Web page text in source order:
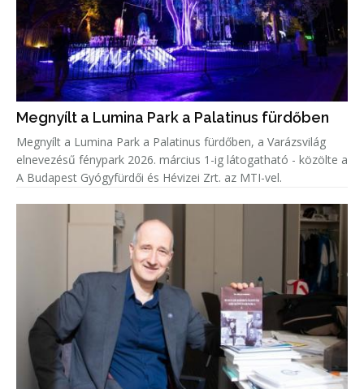
Megnyílt a Lumina Park a Palatinus fürdőben
Megnyílt a Lumina Park a Palatinus fürdőben, a Varázsvilág
elnevezésű fénypark 2026. március 1-ig látogatható - közölte a
A Budapest Gyógyfürdői és Hévizei Zrt. az MTI-vel.